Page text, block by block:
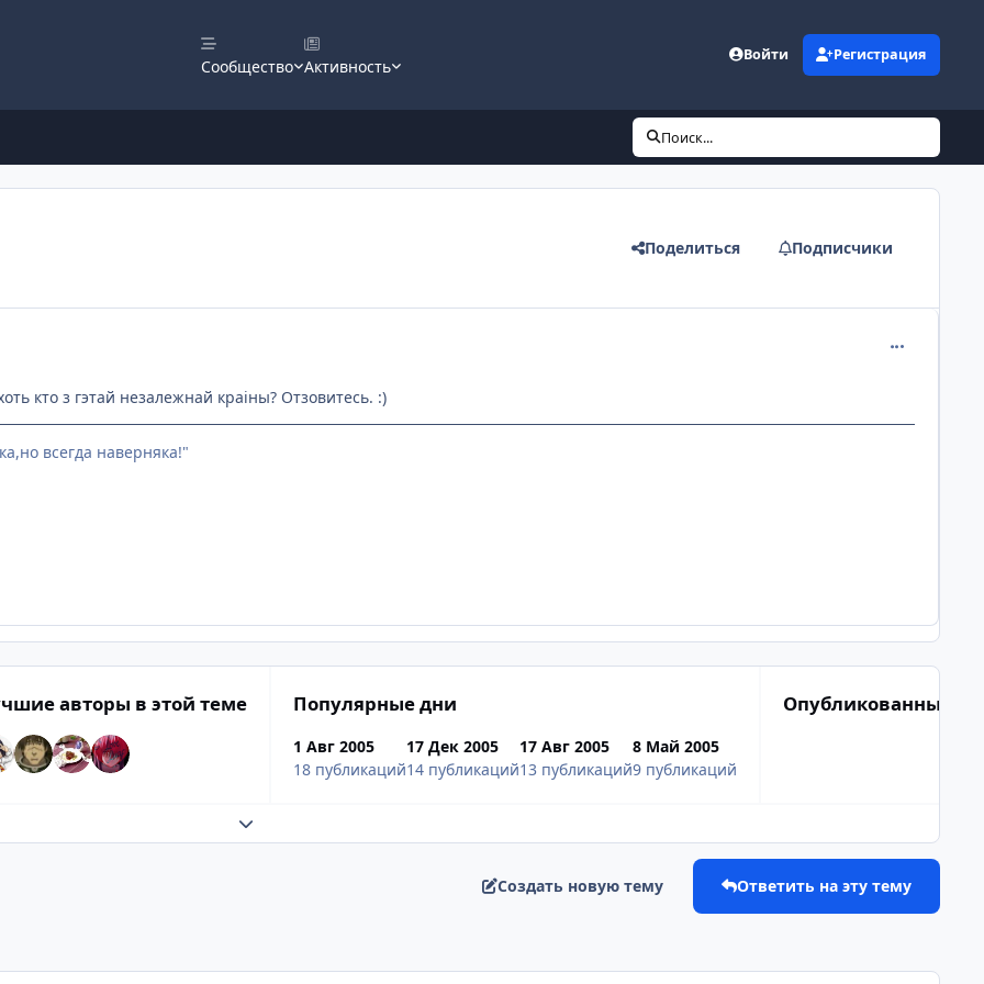
Сообщество Активность
Войти Регистрация
Поиск...
Поделиться Подписчики
кто з гэтай незалежнай краiны? Отзовитесь. :)
всегда наверняка!"
авторы в этой теме Популярные дни
1 Авг 2005
18 публикаций
17 Дек 2005
14 публикаций
17 Авг 2005
13 публикаций
8 Май 2005
9 публикаций
Опубликованные
Развернуть обзор темы
Создать новую тему Ответить на эту тему